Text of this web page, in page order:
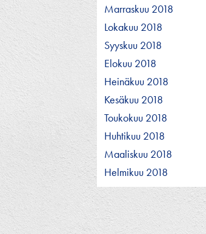
Marraskuu 2018
Lokakuu 2018
Syyskuu 2018
Elokuu 2018
Heinäkuu 2018
Kesäkuu 2018
Toukokuu 2018
Huhtikuu 2018
Maaliskuu 2018
Helmikuu 2018